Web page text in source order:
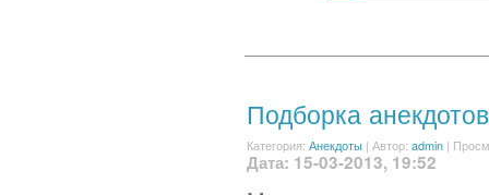
Подборка
Категория: Анекдоты | Автор: admin |
Дата: 15-03-2013, 19:52